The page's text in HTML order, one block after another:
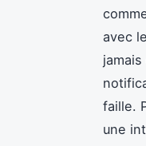
avec
faille.
une